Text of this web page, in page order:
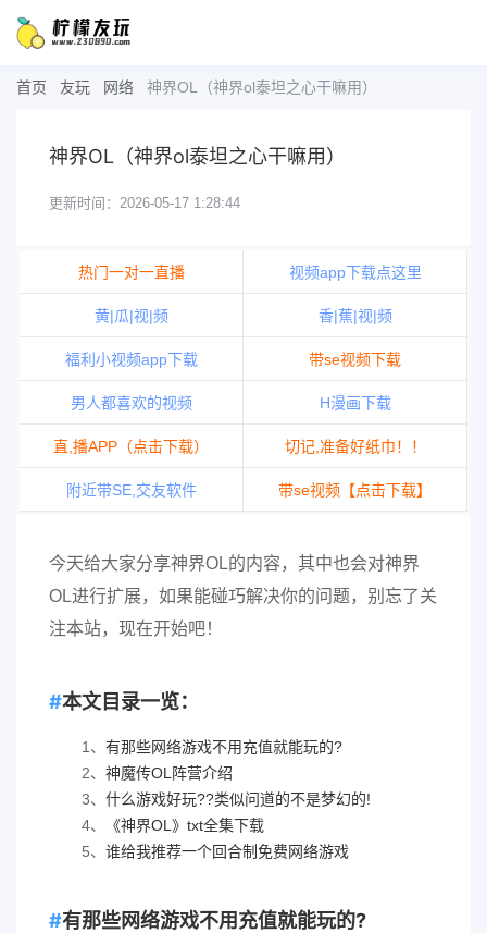
首页 友玩 网络 神界OL（神界ol泰坦之心干嘛用）
神界OL（神界ol泰坦之心干嘛用）
更新时间：2026-05-17 1:28:44
热门一对一直播 视频app下载点这里
黄|瓜|视|频 香|蕉|视|频
福利小视频app下载 带se视频下载
男人都喜欢的视频 H漫画下载
直,播APP（点击下载） 切记,准备好纸巾！！
附近带SE,交友软件 带se视频【点击下载】
今天给大家分享神界OL的内容，其中也会对神界
OL进行扩展，如果能碰巧解决你的问题，别忘了关
注本站，现在开始吧！
本文目录一览：
1、 有那些网络游戏不用充值就能玩的?
2、 神魔传OL阵营介绍
3、 什么游戏好玩??类似问道的不是梦幻的!
4、
《神界OL》txt全集下载
5、 谁给我推荐一个回合制免费网络游戏
有那些网络游戏不用充值就能玩的?